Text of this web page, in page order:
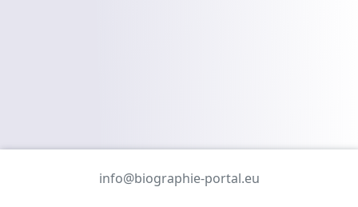
info@biographie-portal.eu